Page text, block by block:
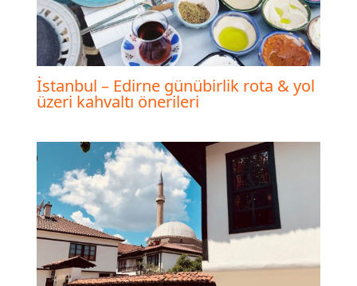
İstanbul – Edirne günübirlik rota & yol
üzeri kahvaltı önerileri